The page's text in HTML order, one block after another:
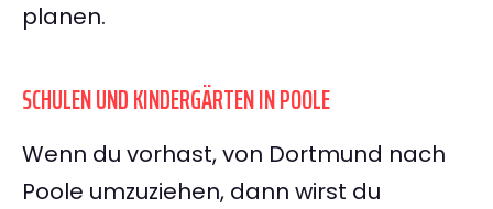
planen.
SCHULEN UND KINDERGÄRTEN IN POOLE
Wenn du vorhast, von Dortmund nach
Poole umzuziehen, dann wirst du